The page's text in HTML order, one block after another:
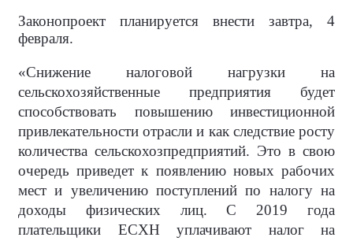
Законопроект планируется внести завтра, 4
февраля.
«Снижение налоговой нагрузки на
сельскохозяйственные предприятия будет
способствовать повышению инвестиционной
привлекательности отрасли и как следствие росту
количества сельскохозпредприятий. Это в свою
очередь приведет к появлению новых рабочих
мест и увеличению поступлений по налогу на
доходы физических лиц. С 2019 года
плательщики ЕСХН уплачивают налог на